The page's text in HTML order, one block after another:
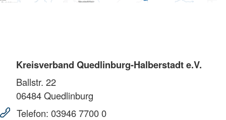
Kreisverband Quedlinburg-Halberstadt e.V.
Ballstr. 22
06484Quedlinburg
Telefon: 03946 7700 0